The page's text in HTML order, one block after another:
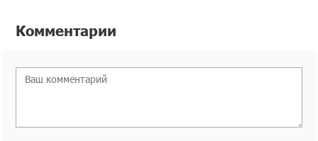
Комментарии